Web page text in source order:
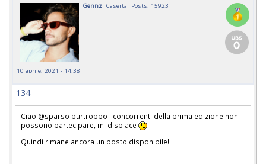
Gennz Caserta Posts: 15923
10 aprile, 2021 - 14:38
134
Ciao @sparso purtroppo i concorrenti della prima edizione non
possono partecipare, mi dispiace
Quindi rimane ancora un posto disponibile!